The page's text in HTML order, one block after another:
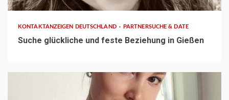
KONTAKTANZEIGEN DEUTSCHLAND PARTNERSUCHE & DATE
Suche glückliche und feste Beziehung in Gießen